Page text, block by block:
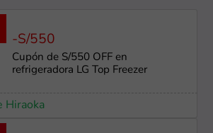
-S/550
Cupón de S/550 OFF en
refrigeradora LG Top Freezer
Hiraoka